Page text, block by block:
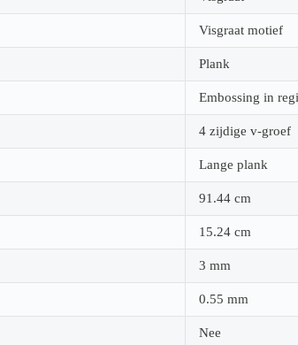
Visgraat motief
Plank
Embossing in
4 zijdige v-groef
Lange plank
91.44 cm
15.24 cm
3 mm
0.55 mm
Nee